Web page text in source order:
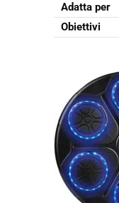
Adatta per
Obiettivi